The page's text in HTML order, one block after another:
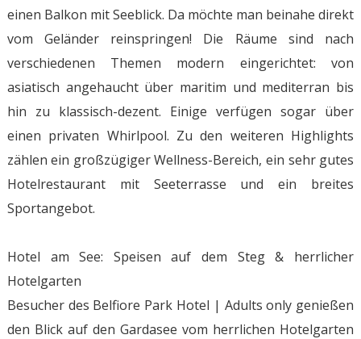
einen Balkon mit Seeblick. Da möchte man beinahe direkt
vom Geländer reinspringen! Die Räume sind nach
verschiedenen Themen modern eingerichtet: von
asiatisch angehaucht über maritim und mediterran bis
hin zu klassisch-dezent. Einige verfügen sogar über
einen privaten Whirlpool. Zu den weiteren Highlights
zählen ein großzügiger Wellness-Bereich, ein sehr gutes
Hotelrestaurant mit Seeterrasse und ein breites
Sportangebot.
Hotel am See: Speisen auf dem Steg & herrlicher
Hotelgarten
Besucher des Belfiore Park Hotel | Adults only genießen
den Blick auf den Gardasee vom herrlichen Hotelgarten